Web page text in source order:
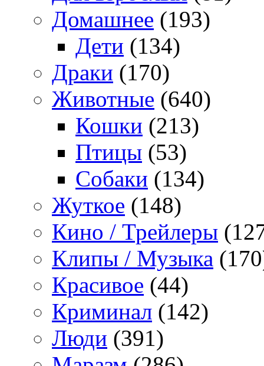
Домашнее (193)
Дети (134)
Драки (170)
Животные (640)
Кошки (213)
Птицы (53)
Собаки (134)
Жуткое (148)
Кино / Трейлеры
Клипы / Музыка
Красивое (44)
Криминал (142)
Люди (391)